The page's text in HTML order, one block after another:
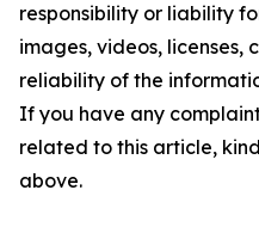
responsibility or liability
images, videos, licenses,
reliability of the
If you have any
related to this article,
above.